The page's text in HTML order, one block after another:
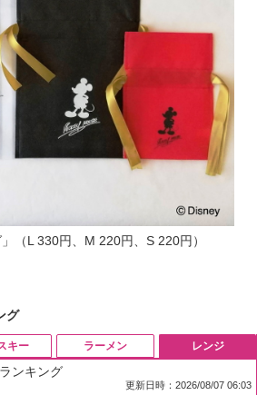
（L 330円、M 220円、S 220円）
グ
キー ラーメン レンジ
ンキング
更新日時：2026/08/07 06:03